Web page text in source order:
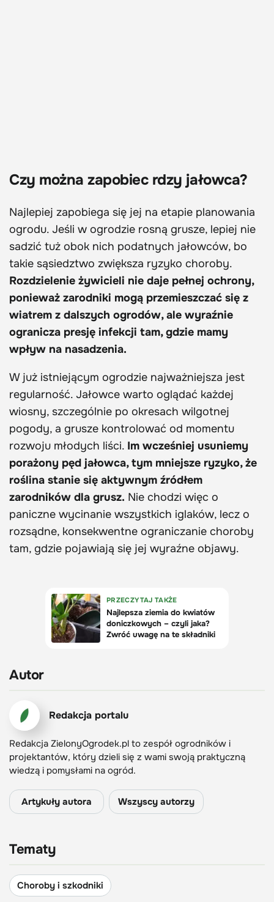
Czy można zapobiec rdzy jałowca?
Najlepiej zapobiega się jej na etapie planowania
ogrodu. Jeśli w ogrodzie rosną grusze, lepiej nie
sadzić tuż obok nich podatnych jałowców, bo
takie sąsiedztwo zwiększa ryzyko choroby.
Rozdzielenie żywicieli nie daje pełnej ochrony,
ponieważ zarodniki mogą przemieszczać się z
wiatrem z dalszych ogrodów, ale wyraźnie
ogranicza presję infekcji tam, gdzie mamy
wpływ na nasadzenia.
W już istniejącym ogrodzie najważniejsza jest
regularność. Jałowce warto oglądać każdej
wiosny, szczególnie po okresach wilgotnej
pogody, a grusze kontrolować od momentu
rozwoju młodych liści. Im wcześniej usuniemy
porażony pęd jałowca, tym mniejsze ryzyko, że
roślina stanie się aktywnym źródłem
zarodników dla grusz. Nie chodzi więc o
paniczne wycinanie wszystkich iglaków, lecz o
rozsądne, konsekwentne ograniczanie choroby
tam, gdzie pojawiają się jej wyraźne objawy.
Autor
Redakcja portalu
Redakcja ZielonyOgrodek.pl to zespół ogrodników i
projektantów, który dzieli się z wami swoją praktyczną
wiedzą i pomysłami na ogród.
Artykuły autora Wszyscy autorzy
Tematy
Choroby i szkodniki